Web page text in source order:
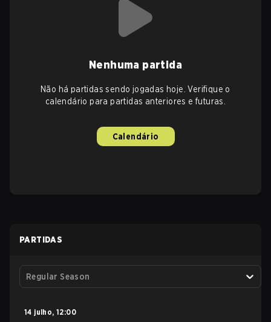
Nenhuma partida
Não há partidas sendo jogadas hoje. Verifique o
calendário para partidas anteriores e futuras.
Calendário
PARTIDAS
Regular Season
14 julho, 12:00